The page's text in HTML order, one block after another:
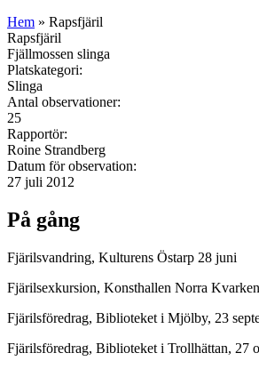
Hem » Rapsfjäril
Rapsfjäril
Fjällmossen slinga
Platskategori:
Slinga
Antal observationer:
25
Rapportör:
Roine Strandberg
Datum för observation:
27 juli 2012
På gång
Fjärilsvandring, Kulturens Östarp 28 juni
Fjärilsexkursion, Konsthallen Norra
Fjärilsföredrag, Biblioteket i Mjölby, 23
Fjärilsföredrag, Biblioteket i Trollhättan, 27